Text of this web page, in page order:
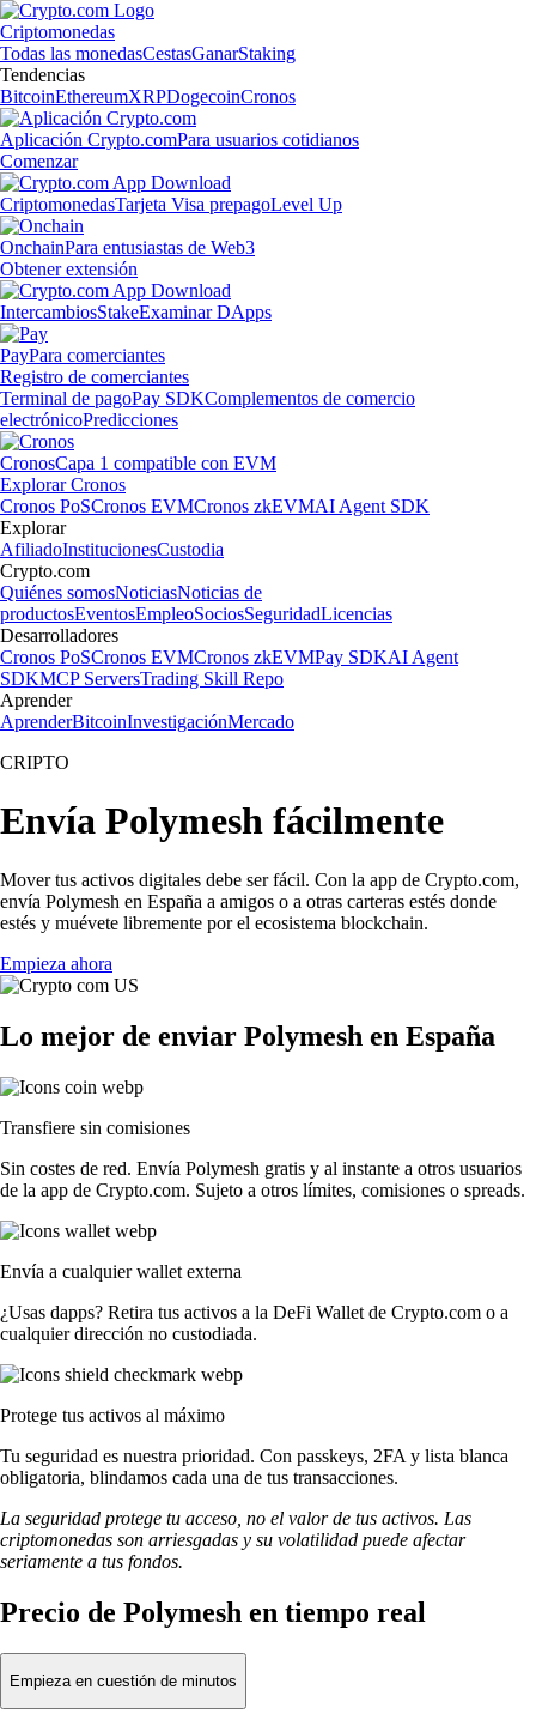
Criptomonedas
Todas las monedasCestasGanarStaking
Tendencias
BitcoinEthereumXRPDogecoinCronos
Aplicación Crypto.comPara usuarios cotidianos
Comenzar
CriptomonedasTarjeta Visa prepagoLevel Up
OnchainPara entusiastas de Web3
Obtener extensión
IntercambiosStakeExaminar DApps
PayPara comerciantes
Registro de comerciantes
Terminal de pagoPay SDKComplementos de comercio
electrónicoPredicciones
CronosCapa 1 compatible con EVM
Explorar Cronos
Cronos PoSCronos EVMCronos zkEVMAI Agent SDK
Explorar
AfiliadoInstitucionesCustodia
Crypto.com
Quiénes somosNoticiasNoticias de
productosEventosEmpleoSociosSeguridadLicencias
Desarrolladores
Cronos PoSCronos EVMCronos zkEVMPay SDKAI Agent
SDKMCP ServersTrading Skill Repo
Aprender
AprenderBitcoinInvestigaciónMercado
CRIPTO
Envía Polymesh fácilmente
Mover tus activos digitales debe ser fácil. Con la app de Crypto.com,
envía Polymesh en España a amigos o a otras carteras estés donde
estés y muévete libremente por el ecosistema blockchain.
Empieza ahora
Lo mejor de enviar Polymesh en España
Transfiere sin comisiones
Sin costes de red. Envía Polymesh gratis y al instante a otros usuarios
de la app de Crypto.com. Sujeto a otros límites, comisiones o spreads.
Envía a cualquier wallet externa
¿Usas dapps? Retira tus activos a la DeFi Wallet de Crypto.com o a
cualquier dirección no custodiada.
Protege tus activos al máximo
Tu seguridad es nuestra prioridad. Con passkeys, 2FA y lista blanca
obligatoria, blindamos cada una de tus transacciones.
La seguridad protege tu acceso, no el valor de tus activos. Las
criptomonedas son arriesgadas y su volatilidad puede afectar
seriamente a tus fondos.
Precio de Polymesh en tiempo real
Empieza en cuestión de minutos